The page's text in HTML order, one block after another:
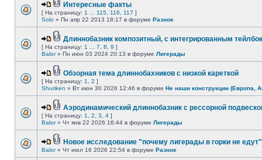
Интересные факты
[ На страницу: 1 115 116 117 ]
Solo » Пн апр 22 2013 18:17 в форуме Разное
Длиннобазник композитный, с интегрированным
[ На страницу: 1 7 8 9 ]
Balor» Пн июн 03 2024 20:13 в форуме Лигерады
Обзорная тема длиннобахников с низкой кареткой
[ На страницу: 1 2 ]
Shuriken » Вт июн 30 2026 12:46 в форуме Не наши конструкции (Европа,
Аэродинамический длиннобазник с рессорной
[ На страницу: 1 2 3 4 ]
Balor» Чт янв 22 2026 16:44 в форуме Лигерады
Новое исследование "почему лигерады в горки не
Balor» Чт июл 16 2026 22:54 в форуме Разное